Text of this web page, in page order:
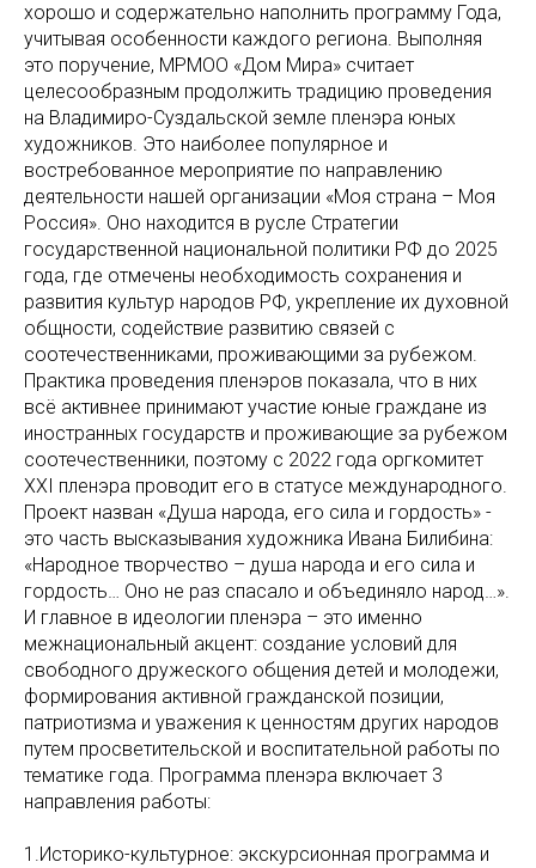
хорошо и содержательно наполнить программу Года,
учитывая особенности каждого региона. Выполняя
это поручение, МРМОО «Дом Мира» считает
целесообразным продолжить традицию проведения
на Владимиро-Суздальской земле пленэра юных
художников. Это наиболее популярное и
востребованное мероприятие по направлению
деятельности нашей организации «Моя страна – Моя
Россия». Оно находится в русле Стратегии
государственной национальной политики РФ до 2025
года, где отмечены необходимость сохранения и
развития культур народов РФ, укрепление их духовной
общности, содействие развитию связей с
соотечественниками, проживающими за рубежом.
Практика проведения пленэров показала, что в них
всё активнее принимают участие юные граждане из
иностранных государств и проживающие за рубежом
соотечественники, поэтому с 2022 года оргкомитет
ХХI пленэра проводит его в статусе международного.
Проект назван «Душа народа, его сила и гордость» -
это часть высказывания художника Ивана Билибина:
«Народное творчество – душа народа и его сила и
гордость… Оно не раз спасало и объединяло народ…».
И главное в идеологии пленэра – это именно
межнациональный акцент: создание условий для
свободного дружеского общения детей и молодежи,
формирования активной гражданской позиции,
патриотизма и уважения к ценностям других народов
путем просветительской и воспитательной работы по
тематике года. Программа пленэра включает 3
направления работы:
1.Историко-культурное: экскурсионная программа и